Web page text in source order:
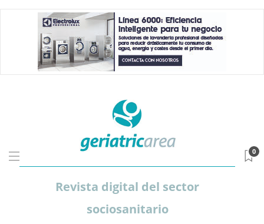
Revista digital del sector
sociosanitario
0